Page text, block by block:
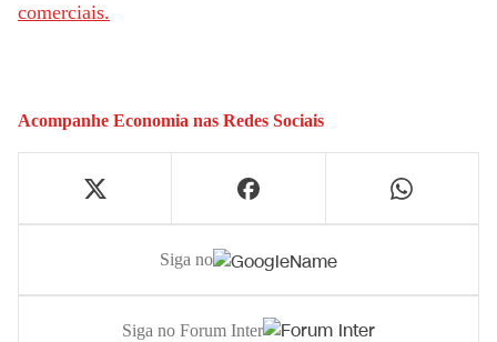
comerciais.
Acompanhe Economia nas Redes Sociais
Siga no
Siga no Forum Inter